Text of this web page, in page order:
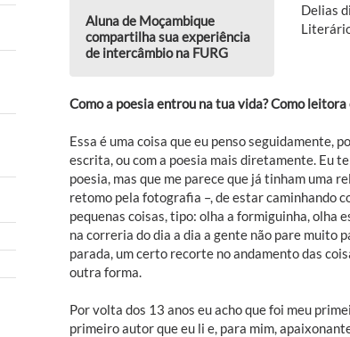
Aluna de Moçambique
compartilha sua experiência
de intercâmbio na FURG
Delias
Como a poesia entrou na tua vida? Como
Essa é uma coisa que eu penso seguidamente,
escrita, ou com a poesia mais diretamente. Eu
poesia, mas que me parece que já tinham uma
retomo pela fotografia –, de estar caminhando
pequenas coisas, tipo: olha a formiguinha, olha
na correria do dia a dia a gente não pare muito
parada, um certo recorte no andamento das
outra forma.
Por volta dos 13 anos eu acho que foi meu
primeiro autor que eu li e, para mim,